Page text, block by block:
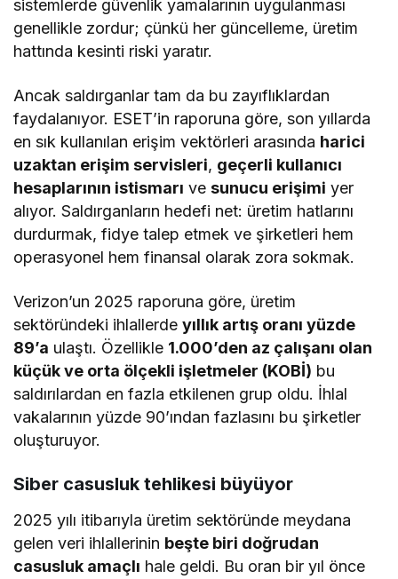
sistemlerde güvenlik yamalarının uygulanması
genellikle zordur; çünkü her güncelleme, üretim
hattında kesinti riski yaratır.
Ancak saldırganlar tam da bu zayıflıklardan
faydalanıyor. ESET’in raporuna göre, son yıllarda
en sık kullanılan erişim vektörleri arasında harici
uzaktan erişim servisleri, geçerli kullanıcı
hesaplarının istismarı vesunucu erişimi yer
alıyor. Saldırganların hedefi net: üretim hatlarını
durdurmak, fidye talep etmek ve şirketleri hem
operasyonel hem finansal olarak zora sokmak.
Verizon’un 2025 raporuna göre, üretim
sektöründeki ihlallerdeyıllık artış oranı yüzde
89’a ulaştı. Özellikle 1.000’den az çalışanı olan
küçük ve orta ölçekli işletmeler (KOBİ) bu
saldırılardan en fazla etkilenen grup oldu. İhlal
vakalarının yüzde 90’ından fazlasını bu şirketler
oluşturuyor.
Siber casusluk tehlikesi büyüyor
2025 yılı itibarıyla üretim sektöründe meydana
gelen veri ihlallerinin beşte biri doğrudan
casusluk amaçlı hale geldi. Bu oran bir yıl önce